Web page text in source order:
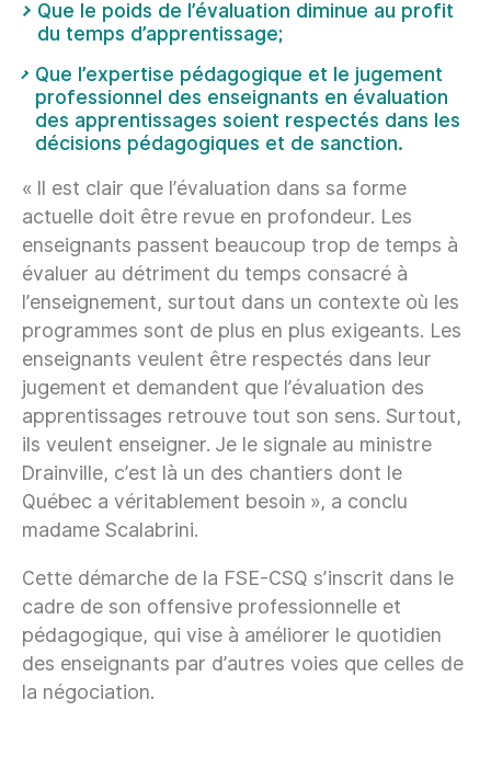
Que le poids de l’évaluation diminue au profit
du temps d’apprentissage;
Que l’expertise pédagogique et le jugement
professionnel des enseignants en évaluation
des apprentissages soient respectés dans les
décisions pédagogiques et de sanction.
« Il est clair que l’évaluation dans sa forme
actuelle doit être revue en profondeur. Les
enseignants passent beaucoup trop de temps à
évaluer au détriment du temps consacré à
l’enseignement, surtout dans un contexte où les
programmes sont de plus en plus exigeants. Les
enseignants veulent être respectés dans leur
jugement et demandent que l’évaluation des
apprentissages retrouve tout son sens. Surtout,
ils veulent enseigner. Je le signale au ministre
Drainville, c’est là un des chantiers dont le
Québec a véritablement besoin », a conclu
madame Scalabrini.
Cette démarche de la FSE-CSQ s’inscrit dans le
cadre de son offensive professionnelle et
pédagogique, qui vise à améliorer le quotidien
des enseignants par d’autres voies que celles de
la négociation.